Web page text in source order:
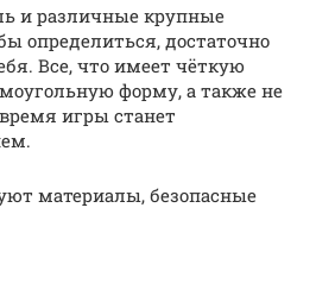
и различные крупные
определиться, достаточно
Все, что имеет чёткую
форму, а также не
игры станет
материалы, безопасные